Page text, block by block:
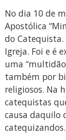
No dia 10 de
Apostólica
do
Igreja. Foi e é
uma
também por
religiosos. Na
catequistas
causa daquilo
catequizandos.